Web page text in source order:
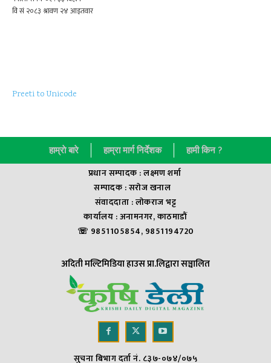
Preeti to Unicode
हाम्राे बारे हाम्रा मार्ग निर्देशक हामी किन ?
प्रधान सम्पादक : लक्ष्मण शर्मा
सम्पादक : सराेज खनाल
संवाददाता : लाेकराज भट्ट
कार्यालय : अनामनगर, काठमाडौं
☏ 9851105854, 9851194720
अदिती मल्टिमिडिया हाउस प्रा.लिद्वारा सञ्चालित
सुचना बिभाग दर्ता नं. ८३७-०७४/०७५